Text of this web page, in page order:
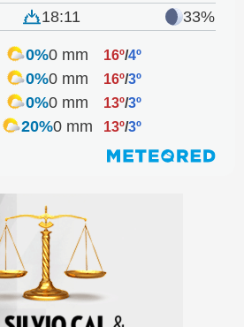
18:11 33%
0%0 mm 16º/4º
0%0 mm 16º/3º
0%0 mm 13º/3º
20%0 mm 13º/3º